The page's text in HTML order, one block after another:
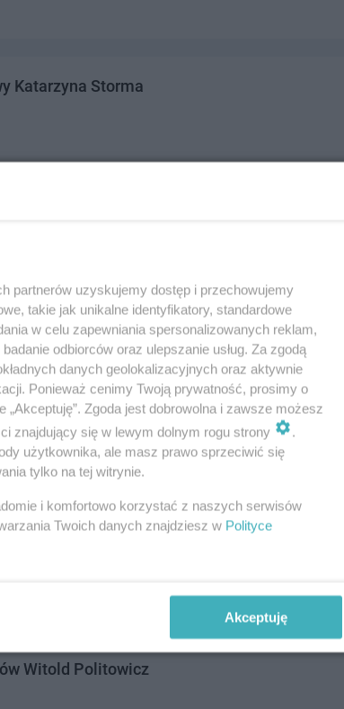
Katarzyna Storma
Dąbkowski
Witold Politowicz
partnerów uzyskujemy dostęp i przechowujemy
takie jak unikalne identyfikatory, standardowe
w celu zapewniania spersonalizowanych reklam,
odbiorców oraz ulepszanie usług. Za zgodą
danych geolokalizacyjnych oraz aktywnie
Ponieważ cenimy Twoją prywatność, prosimy o
Zgoda jest dobrowolna i zawsze możesz
znajdujący się w lewym dolnym rogu strony
.
użytkownika, ale masz prawo sprzeciwić się
tylko na tej witrynie.
i komfortowo korzystać z naszych serwisów
Twoich danych znajdziesz w Polityce
Akceptuję